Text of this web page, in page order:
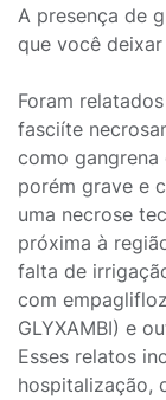
A presença de
que você deixar
Foram
fasciíte
como gangrena
porém grave e
uma necrose
próxima à
falta de
com
GLYXAMBI) e
Esses relatos
hospitalização,